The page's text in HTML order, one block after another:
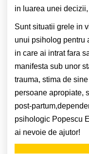
in luarea unei
Sunt situatii grele in
unui psiholog pentru
in care ai intrat fara
manifesta sub unor
trauma, stima de
persoane apropiate,
post-
psihologic Popescu
ai nevoie de ajutor!